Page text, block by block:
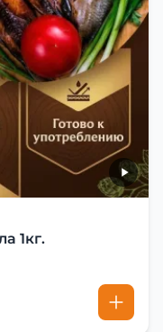
1кг.